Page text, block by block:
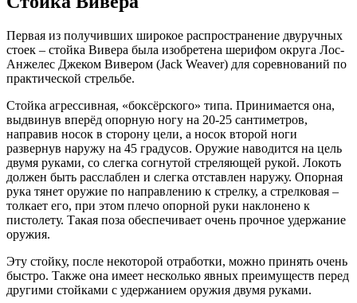
Первая из получивших широкое распространение двуручных
стоек – стойка Вивера была изобретена шерифом округа Лос-
Анжелес Джеком Вивером (Jack Weaver) для соревнований по
практической стрельбе.
Стойка агрессивная, «боксёрского» типа. Принимается она,
выдвинув вперёд опорную ногу на 20-25 сантиметров,
направив носок в сторону цели, а носок второй ноги
развернув наружу на 45 градусов. Оружие наводится на цель
двумя руками, со слегка согнутой стреляющей рукой. Локоть
должен быть расслаблен и слегка отставлен наружу. Опорная
рука тянет оружие по направлению к стрелку, а стрелковая –
толкает его, при этом плечо опорной руки наклонено к
пистолету. Такая поза обеспечивает очень прочное удержание
оружия.
Эту стойку, после некоторой отработки, можно принять очень
быстро. Также она имеет несколько явных преимуществ перед
другими стойками с удержанием оружия двумя руками.